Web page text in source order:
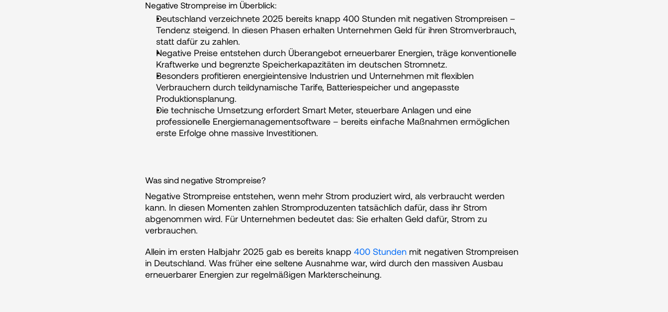
Negative Strompreise im Überblick:
Deutschland verzeichnete 2025 bereits knapp 400 Stunden mit negativen Strompreisen –
Tendenz steigend. In diesen Phasen erhalten Unternehmen Geld für ihren Stromverbrauch,
statt dafür zu zahlen.
Negative Preise entstehen durch Überangebot erneuerbarer Energien, träge konventionelle
Kraftwerke und begrenzte Speicherkapazitäten im deutschen Stromnetz.
Besonders profitieren energieintensive Industrien und Unternehmen mit flexiblen
Verbrauchern durch teildynamische Tarife, Batteriespeicher und angepasste
Produktionsplanung.
Die technische Umsetzung erfordert Smart Meter, steuerbare Anlagen und eine
professionelle Energiemanagementsoftware – bereits einfache Maßnahmen ermöglichen
erste Erfolge ohne massive Investitionen.
Was sind negative Strompreise?
Negative Strompreise entstehen, wenn mehr Strom produziert wird, als verbraucht werden
kann. In diesen Momenten zahlen Stromproduzenten tatsächlich dafür, dass ihr Strom
abgenommen wird. Für Unternehmen bedeutet das: Sie erhalten Geld dafür, Strom zu
verbrauchen.
Allein im ersten Halbjahr 2025 gab es bereits knapp 400 Stunden mit negativen Strompreisen
in Deutschland. Was früher eine seltene Ausnahme war, wird durch den massiven Ausbau
erneuerbarer Energien zur regelmäßigen Markterscheinung.